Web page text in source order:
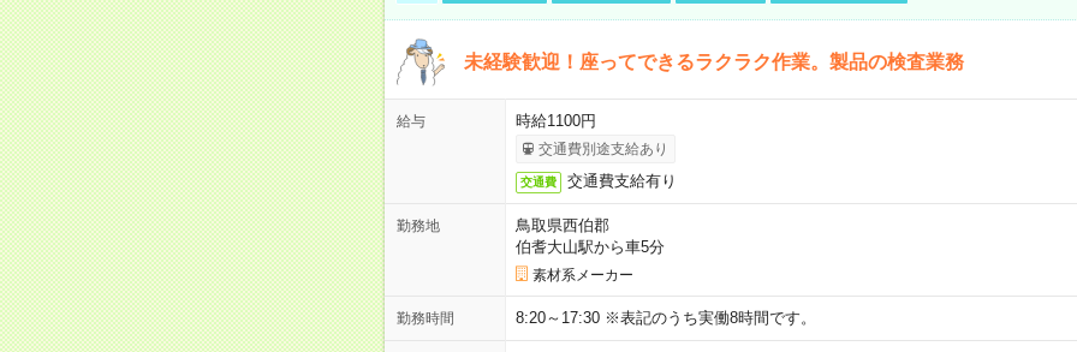
未経験歓迎！座ってできるラクラク作業。製品の検査業務
給与 時給1100円
交通費別途支給あり
交通費 交通費支給有り
勤務地
鳥取県西伯郡
伯耆大山駅から車5分
素材系メーカー
勤務時間 8:20～17:30 ※表記のうち実働8時間です。